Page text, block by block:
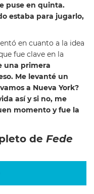
puse en quinta.
estaba para jugarlo,
en cuanto a la idea
fue clave en la
una primera
Me levanté un
a Nueva York?
así y si no, me
momento y fue la
de Fede